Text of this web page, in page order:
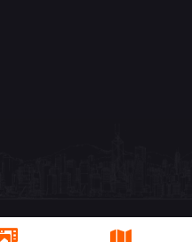
Rights Reserved.